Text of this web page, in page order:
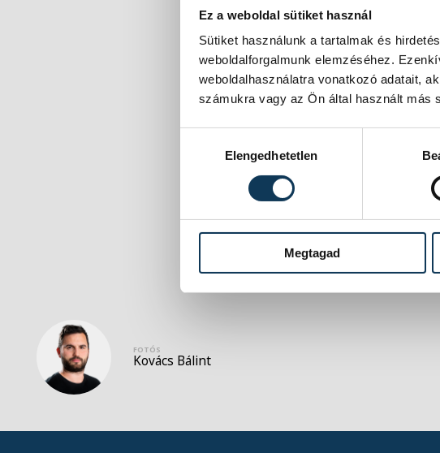
Ez a weboldal sütiket használ
Sütiket használunk a tartalmak és
weboldalforgalmunk elemzéséhez.
weboldalhasználatra vonatkozó adatait,
számukra vagy az Ön által használt más
Elengedhetetlen
Megtagad
FOTÓS
Kovács Bálint